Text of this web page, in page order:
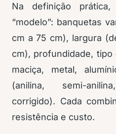
Na definição
“modelo”: banquetas
cm a 75 cm), largura
cm), profundidade,
maciça, metal,
(anilina, semi-
corrigido). Cada
resistência e custo.